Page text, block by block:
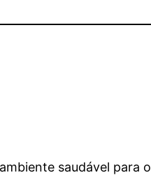
saudável para o